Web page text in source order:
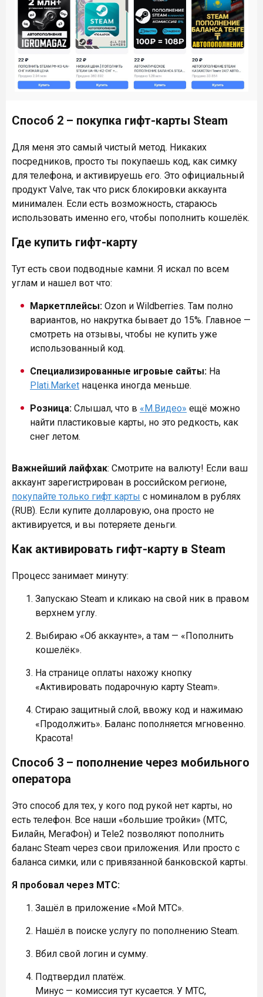
Способ 2 – покупка гифт-карты Steam
Для меня это самый чистый метод. Никаких
посредников, просто ты покупаешь код, как симку
для телефона, и активируешь его. Это официальный
продукт Valve, так что риск блокировки аккаунта
минимален. Если есть возможность, стараюсь
использовать именно его, чтобы пополнить кошелёк.
Где купить гифт-карту
Тут есть свои подводные камни. Я искал по всем
углам и нашел вот что:
Маркетплейсы: Ozon и Wildberries. Там полно
вариантов, но накрутка бывает до 15%. Главное —
смотреть на отзывы, чтобы не купить уже
использованный код.
Специализированные игровые сайты: На
Plati.Market наценка иногда меньше.
Розница: Слышал, что в «М.Видео» ещё можно
найти пластиковые карты, но это редкость, как
снег летом.
Важнейший лайфхак: Смотрите на валюту! Если ваш
аккаунт зарегистрирован в российском регионе,
покупайте только гифт карты с номиналом в рублях
(RUB). Если купите долларовую, она просто не
активируется, и вы потеряете деньги.
Как активировать гифт-карту в Steam
Процесс занимает минуту:
Запускаю Steam и кликаю на свой ник в правом
верхнем углу.
Выбираю «Об аккаунте», а там — «Пополнить
кошелёк».
На странице оплаты нахожу кнопку
«Активировать подарочную карту Steam».
Стираю защитный слой, ввожу код и нажимаю
«Продолжить». Баланс пополняется мгновенно.
Красота!
Способ 3 – пополнение через мобильного
оператора
Это способ для тех, у кого под рукой нет карты, но
есть телефон. Все наши «большие тройки» (МТС,
Билайн, МегаФон) и Tele2 позволяют пополнить
баланс Steam через свои приложения. Или просто с
баланса симки, или с привязанной банковской карты.
Я пробовал через МТС:
Зашёл в приложение «Мой МТС».
Нашёл в поиске услугу по пополнению Steam.
Вбил свой логин и сумму.
Подтвердил платёж.
Минус — комиссия тут кусается. У МТС,